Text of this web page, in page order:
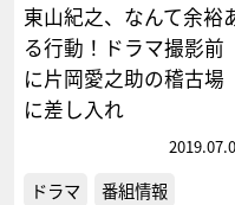
東山紀之、なんて余裕
る行動！ドラマ撮影前
に片岡愛之助の稽古場
に差し入れ
ドラマ
番組情報